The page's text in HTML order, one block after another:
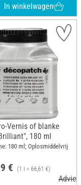
In winkelwagen
Vernis of blanke
180 ml
180 ml; Oplosmiddelvrij
€ (1 l = 66,61 €)